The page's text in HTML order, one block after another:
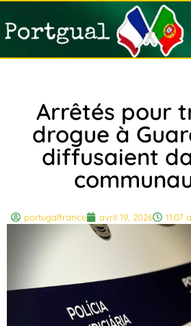
Arrêtés pour
drogue à
diffusaient
portugalfrance avril 19, 2026 11:07